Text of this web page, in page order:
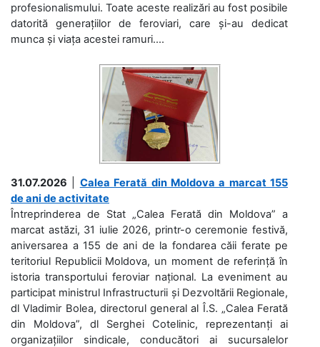
profesionalismului. Toate aceste realizări au fost posibile
datorită generațiilor de feroviari, care și-au dedicat
munca și viața acestei ramuri....
31.07.2026
Calea Ferată din Moldova a marcat 155
de ani de activitate
Întreprinderea de Stat „Calea Ferată din Moldova” a
marcat astăzi, 31 iulie 2026, printr-o ceremonie festivă,
aniversarea a 155 de ani de la fondarea căii ferate pe
teritoriul Republicii Moldova, un moment de referință în
istoria transportului feroviar național. La eveniment au
participat ministrul Infrastructurii și Dezvoltării Regionale,
dl Vladimir Bolea, directorul general al Î.S. „Calea Ferată
din Moldova”, dl Serghei Cotelinic, reprezentanți ai
organizațiilor sindicale, conducători ai sucursalelor